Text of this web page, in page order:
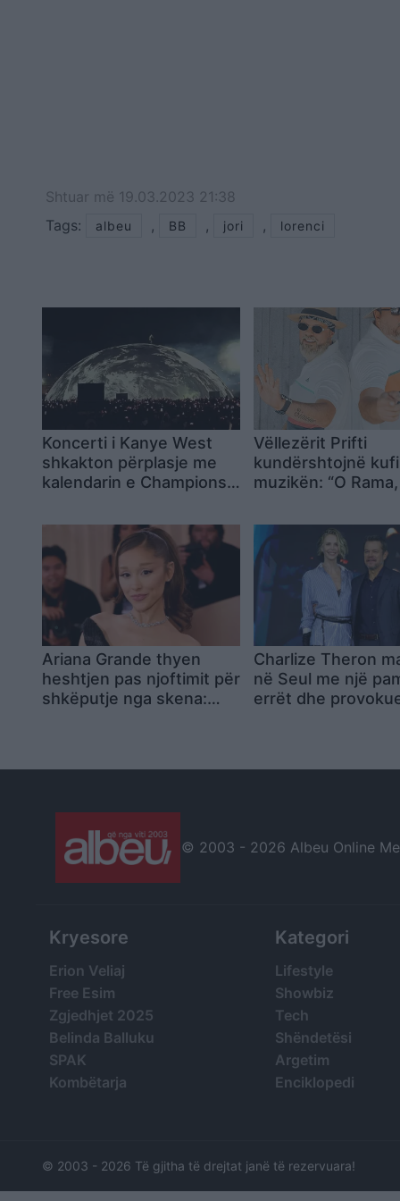
Shtuar më 19.03.2023 21:38
Tags:
albeu , BB , jori , lorenci
Koncerti i Kanye West
shkakton përplasje me
kalendarin e Champions
Vëllezërit Prifti
kundërshtojnë
muzikën: “O
vendin? Keq e më
Ariana Grande thyen
heshtjen pas njoftimit për
shkëputje nga skena:
Charlize Theron
në Seul me një
errët dhe
© 2003 - 2026 Albeu Online
Kryesore
Erion Veliaj
Free Esim
Zgjedhjet 2025
Belinda Balluku
SPAK
Kombëtarja
Kategori
Lifestyle
Showbiz
Tech
Shëndetësi
Argetim
Enciklopedi
© 2003 - 2026 Të gjitha të drejtat janë të rezervuara!